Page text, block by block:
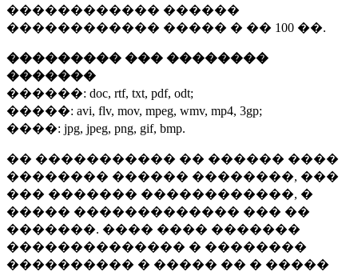
������������ ������
������������ ����� � �� 100 ��.
��������� ��� ��������
�������
������: doc, rtf, txt, pdf, odt;
�����: avi, flv, mov, mpeg, wmv, mp4, 3gp;
����: jpg, jpeg, png, gif, bmp.
�� ����������� �� ������ ����
�������� ������ ��������, ���
��� ������� ������������, �
����� ������������� ��� ��
�������. ���� ���� �������
�������������� � ��������
���������� � ����� �� � �����